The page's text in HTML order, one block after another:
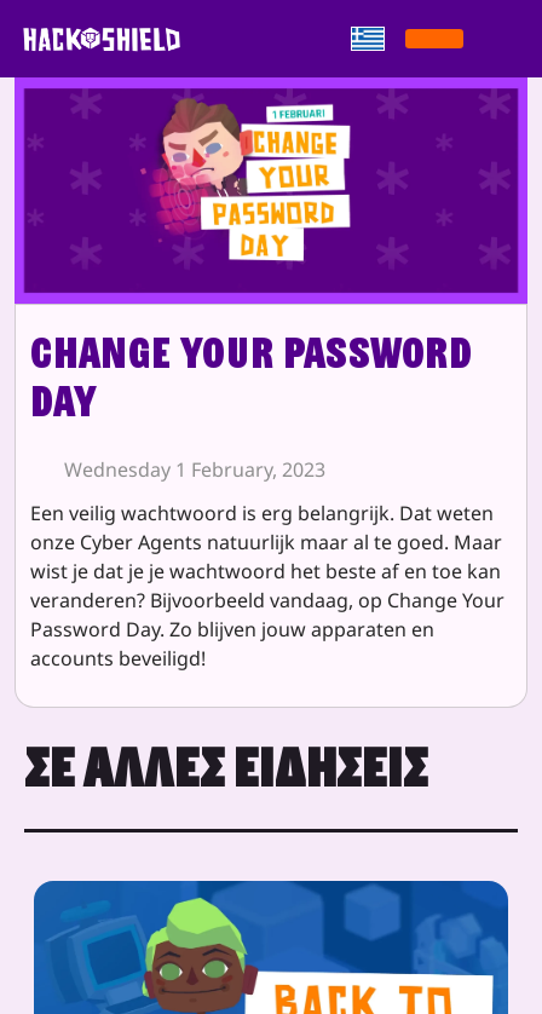
Change Your Password
Day
Wednesday 1 February, 2023
Een veilig wachtwoord is erg belangrijk. Dat weten
onze Cyber Agents natuurlijk maar al te goed. Maar
wist je dat je je wachtwoord het beste af en toe kan
veranderen? Bijvoorbeeld vandaag, op Change Your
Password Day. Zo blijven jouw apparaten en
accounts beveiligd!
ΣΕ ΆΛΛΕΣ ΕΙΔΉΣΕΙΣ